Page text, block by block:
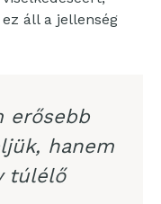
áll a jellenség
erősebb
hanem
túlélő